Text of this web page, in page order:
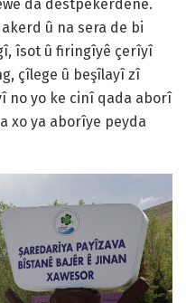
da destpêkerdene.
û na sera de bi
îsot û firingîyê çerîyî
çîlege û beşîlayî zî
no yo ke cinî qada aborî
xo ya aborîye peyda